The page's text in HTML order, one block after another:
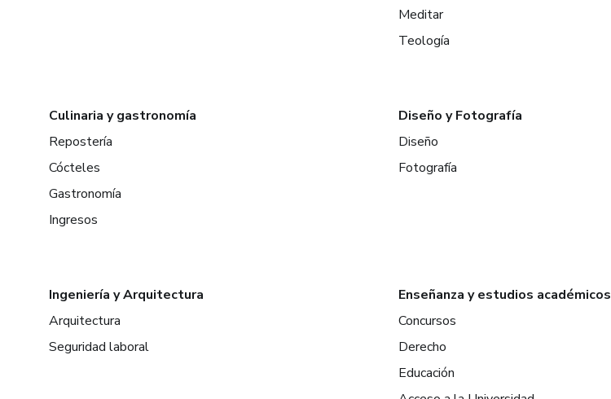
Meditar
Teología
Culinaria y gastronomía
Repostería
Cócteles
Gastronomía
Ingresos
Diseño y Fotografía
Diseño
Fotografía
Ingeniería y Arquitectura
Arquitectura
Seguridad laboral
Enseñanza y estudios académicos
Concursos
Derecho
Educación